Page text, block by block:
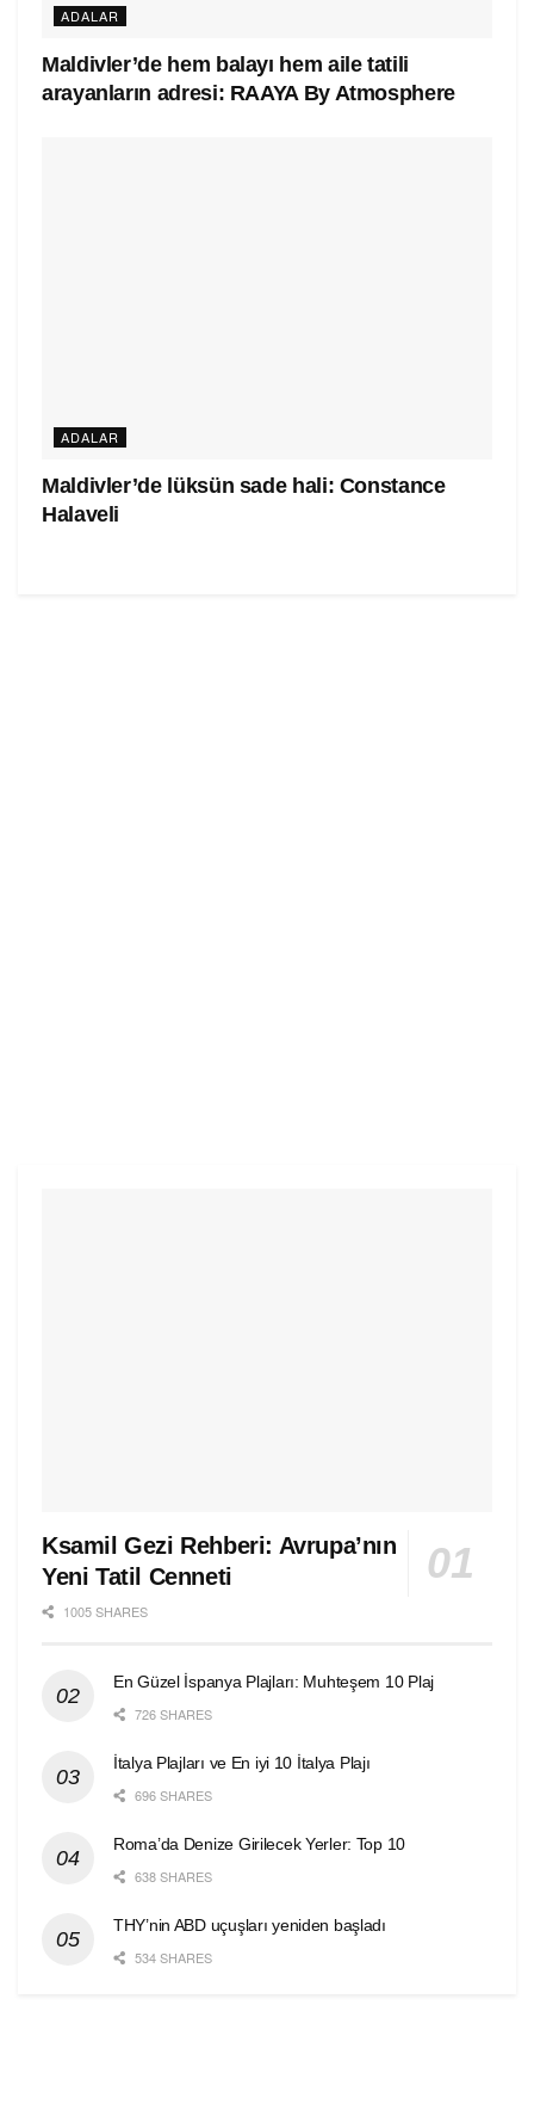
ADALAR
Maldivler’de hem balayı hem aile tatili
arayanların adresi: RAAYA By Atmosphere
ADALAR
Maldivler’de lüksün sade hali: Constance
Halaveli
Ksamil Gezi Rehberi: Avrupa’nın
Yeni Tatil Cenneti
1005 SHARES
En Güzel İspanya Plajları: Muhteşem 10 Plaj
726 SHARES
İtalya Plajları ve En iyi 10 İtalya Plajı
696 SHARES
Roma’da Denize Girilecek Yerler: Top 10
638 SHARES
THY’nin ABD uçuşları yeniden başladı
534 SHARES